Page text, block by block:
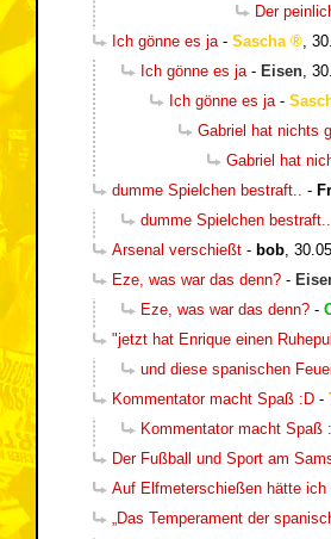
Der
Ich gönne es ja - Sascha
Ich gönne es ja - Eisen
Ich gönne es ja -
Gabriel hat nichts
Gabriel hat
dumme Spielchen bestraft..
-
dumme Spielchen bestraft..
Arsenal verschießt - bob
Eze, was war das denn? -
Eze, was war das denn? -
"jetzt hat Enrique einen
und diese spanischen
Kommentator macht Spaß :D -
Kommentator macht Spaß
Der Fußball und Sport am
Auf Elfmeterschießen hätte
„Das Temperament der